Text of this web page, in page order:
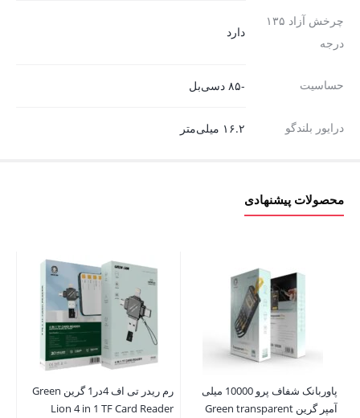
چرخش آزاد ۱۳۵
درجه
دارد
حساسیت -۸۵ دسی‌بل
درایور بلندگو ۱۶.۲ میلی‌متر
محصولات پیشنهادی
پاوربانک شفاف پرو 10000 میلی
آمپر گرین Green transparent
رم ریدر تی اف 4در1 گرین Green
Lion 4 in 1 TF Card Reader